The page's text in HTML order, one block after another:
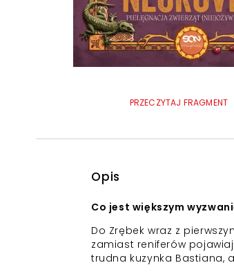
PRZECZYTAJ FRAGMENT
Opis
Co jest większym
Do Zrębek wraz z
zamiast reniferów
trudna kuzynka Bastiana,